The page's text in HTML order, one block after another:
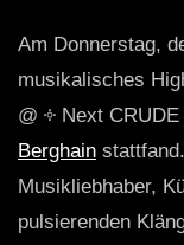
Am Donnerstag,
musikalisches
@ ༓ Next
Berghain
Musikliebhaber,
pulsierenden